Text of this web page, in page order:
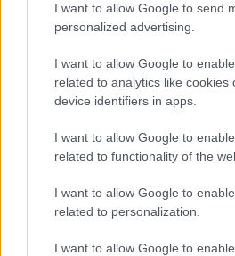
I want to allow Google to send
personalized advertising.
I want to allow Google to
related to analytics like cookies
device identifiers in apps.
I want to allow Google to
related to functionality of the
I want to allow Google to
related to personalization.
I want to allow Google to
Ανοιγοκλείνει τα μάτια
πορεία και όλοι
Οι γιατροί δεν μπορούν
πρόβλεψη, είναι πολύ
από την πρώτη μέρα τους
τι γίνεται σήμερα, όχι για
έναν μήνα μετά. Δεν θέλω
ενθουσιαστώ, ούτε να
να ξέρω το τώρα… Κάθε